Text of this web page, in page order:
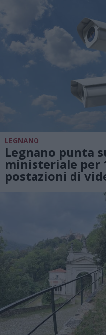
LEGNANO
Legnano punta
ministeriale per
postazioni di